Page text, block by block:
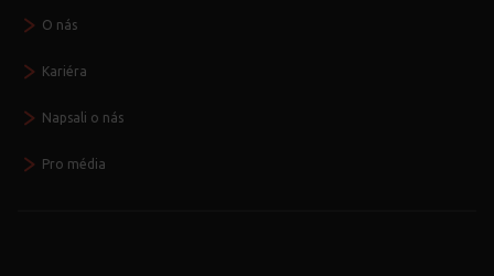
O nás
Kariéra
Napsali o nás
Pro média